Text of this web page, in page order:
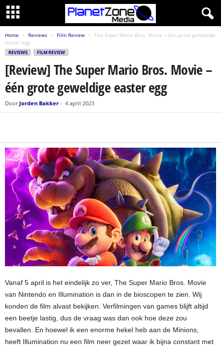
Home Reviews Film Review
The Super Mario Bros. Movie – één grote geweldige
easter egg
REVIEWS FILM REVIEW
[Review] The Super Mario Bros. Movie –
één grote geweldige easter egg
Door Jorden Bakker - 4 april 2023
Vanaf 5 april is het eindelijk zo ver, The Super Mario Bros. Movie
van Nintendo en Illumination is dan in de bioscopen te zien. Wij
konden de film alvast bekijken. Verfilmingen van games blijft altijd
een beetje lastig, dus de vraag was dan ook hoe deze zou
bevallen. En hoewel ik een enorme hekel heb aan de Minions,
heeft Illumination nu een film neer gezet waar ik bijna constant met